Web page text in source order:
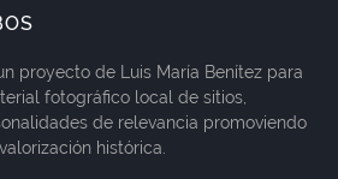
proyecto de Luis María Benítez para
fotográfico local de sitios,
de relevancia promoviendo
histórica.